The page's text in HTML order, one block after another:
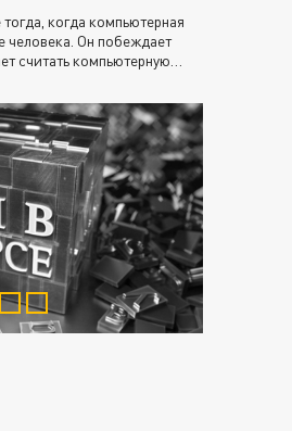
когда компьютерная
человека. Он побеждает
считать компьютерную